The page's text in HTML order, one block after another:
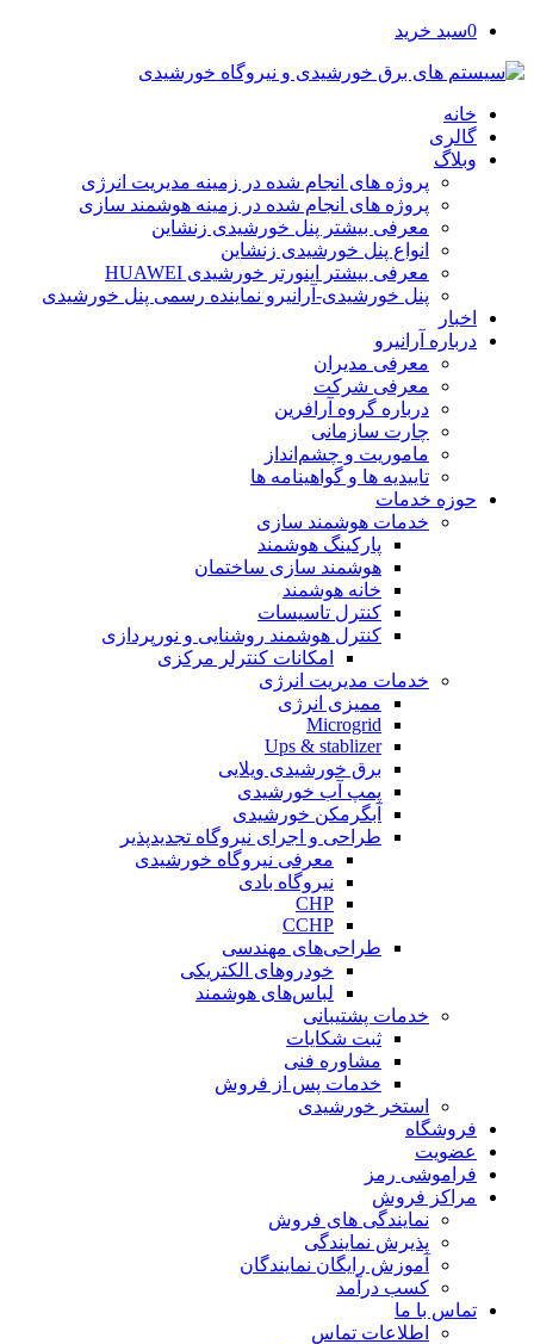
0سبد خرید
خانه
گالری
وبلاگ
پروژه های انجام شده در زمینه مدیریت انرژی
پروژه های انجام شده در زمینه هوشمند سازی
معرفی بیشتر پنل خورشیدی زنشاین
انواع پنل خورشیدی زنشاین
معرفی بیشتر اینورتر خورشیدی HUAWEI
پنل خورشیدی-آرانیرو نماینده رسمی پنل خورشیدی
اخبار
درباره آرانیرو
معرفی مدیران
معرفی شرکت
درباره گروه آرافرین
چارت سازمانی
ماموریت و چشم‌انداز
تاییدیه ها و گواهینامه ها
حوزه خدمات
خدمات هوشمند سازی
پارکینگ هوشمند
هوشمند سازی ساختمان
خانه هوشمند
کنترل تاسیسات
کنترل هوشمند روشنایی و نورپردازی
امکانات کنترلر مرکزی
خدمات مدیریت انرژی
ممیزی انرژی
Microgrid
Ups & stablizer
برق خورشیدی ویلایی
پمپ آب خورشیدی
آبگرمکن خورشیدی
طراحی و اجرای نیروگاه تجدیدپذیر
معرفی نیروگاه خورشیدی
نیروگاه بادی
CHP
CCHP
طراحی‌های مهندسی
خودروهای الکتریکی
لباس‌های هوشمند
خدمات پشتیبانی
ثبت شکایات
مشاوره فنی
خدمات پس از فروش
استخر خورشیدی
فروشگاه
عضویت
فراموشی رمز
مراکز فروش
نمایندگی های فروش
پذیرش نمایندگی
آموزش رایگان نمایندگان
کسب درآمد
تماس با ما
اطلاعات تماس